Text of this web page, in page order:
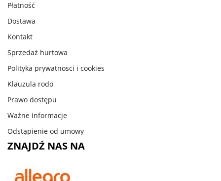
Płatność
Dostawa
Kontakt
Sprzedaż hurtowa
Polityka prywatnosci i cookies
Klauzula rodo
Prawo dostępu
Ważne informacje
Odstąpienie od umowy
ZNAJDŹ NAS NA